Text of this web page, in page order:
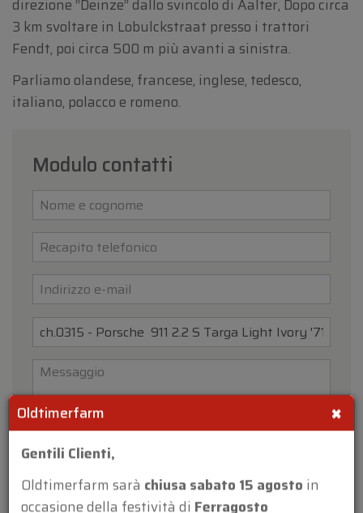
direzione “Deinze” dallo svincolo di Aalter, Dopo circa
3 km svoltare in Lobulckstraat presso i trattori
Fendt, poi circa 500 m più avanti a sinistra.
Parliamo olandese, francese, inglese, tedesco,
italiano, polacco e romeno.
Modulo contatti
×
Oldtimerfarm
Gentili Clienti,
Oldtimerfarm sarà chiusa sabato 15 agosto in
occasione della festività di Ferragosto